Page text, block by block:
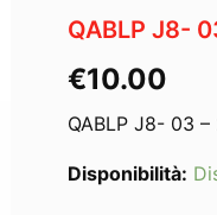
QABLP J8-
€10.00
QABLP J8- 03 –
Disponibilità: